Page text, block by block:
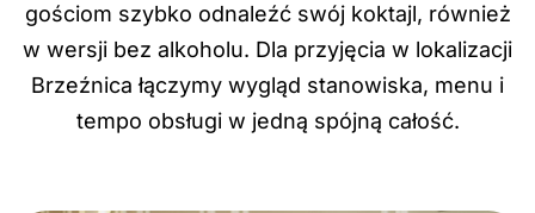
gościom szybko odnaleźć swój koktajl, również
w wersji bez alkoholu. Dla przyjęcia w lokalizacji
Brzeźnica łączymy wygląd stanowiska, menu i
tempo obsługi w jedną spójną całość.